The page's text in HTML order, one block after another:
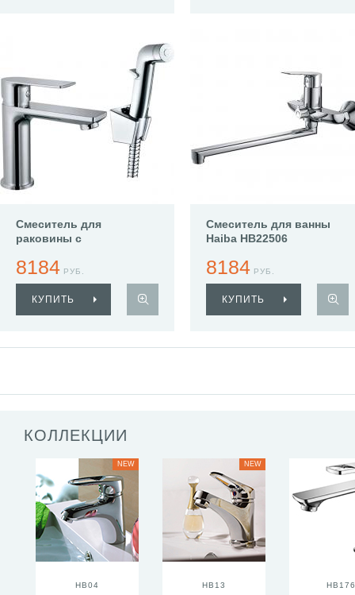
Смеситель для
раковины с
Haiba HB12505
8184 РУБ.
КУПИТЬ
Смеситель для ванны
Haiba HB22506
8184 РУБ.
КУПИТЬ
КОЛЛЕКЦИИ
HB04
NEW
HB13
NEW
HB176